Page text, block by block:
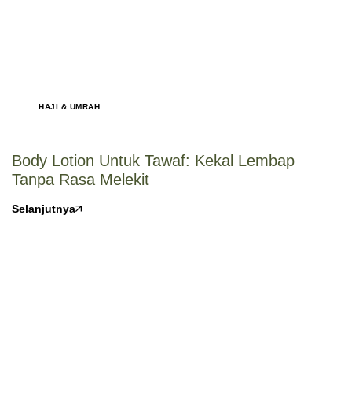
HAJI & UMRAH
Body Lotion Untuk Tawaf: Kekal Lembap
Tanpa Rasa Melekit
Selanjutnya